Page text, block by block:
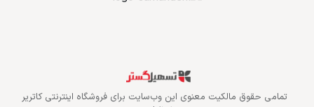
تمامی حقوق مالکیت معنوی این وب‌سایت برایفروشگاه اینترنتی کاتریر